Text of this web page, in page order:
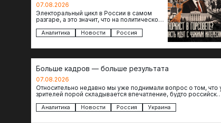
07.08.2026
Электоральный цикл в России в самом
разгаре, а это значит, что на политическое
сомнительной репутацией….
Аналитика Новости Россия
Больше кадров — больше результата
07.08.2026
Относительно недавно мы уже поднимали вопрос о том, что
зрителей порой складывается впечатление, будто
Аналитика Новости Россия Украина